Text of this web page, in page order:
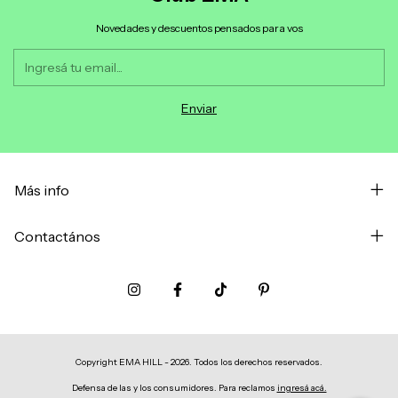
Novedades y descuentos pensados para vos
Más info
Contactános
Copyright EMA HILL - 2026. Todos los derechos reservados.
Defensa de las y los consumidores. Para reclamos ingresá acá.